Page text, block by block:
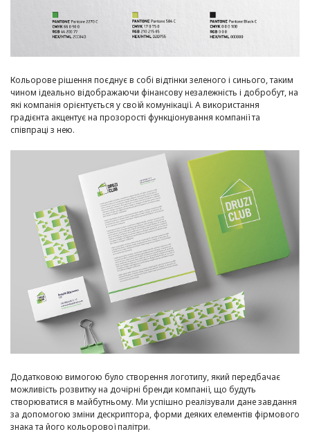
Кольорове рішення поєднує в собі відтінки зеленого і синього, таким
чином ідеально відображаючи фінансову незалежність і добробут, на
які компанія орієнтується у своїй комунікації. А використання
градієнта акцентує на прозорості функціонування компанії та
співпраці з нею.
Додатковою вимогою було створення логотипу, який передбачає
можливість розвитку на дочірні бренди компанії, що будуть
створюватися в майбутньому. Ми успішно реалізували дане завдання
за допомогою зміни дескриптора, форми деяких елементів фірмового
знака та його кольорової палітри.